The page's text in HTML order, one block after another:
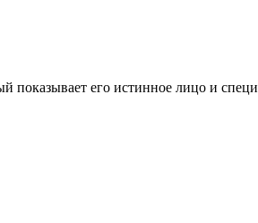
показывает его истинное лицо и